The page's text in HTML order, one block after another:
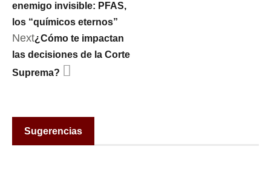
enemigo invisible: PFAS,
los “químicos eternos”
Next¿Cómo te impactan
las decisiones de la Corte
Suprema?
Sugerencias